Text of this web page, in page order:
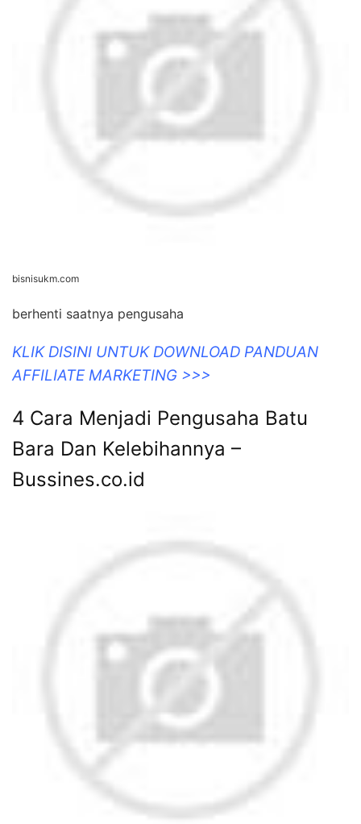
bisnisukm.com
berhenti saatnya pengusaha
KLIK DISINI UNTUK DOWNLOAD PANDUAN
AFFILIATE MARKETING >>>
4 Cara Menjadi Pengusaha Batu
Bara Dan Kelebihannya –
Bussines.co.id